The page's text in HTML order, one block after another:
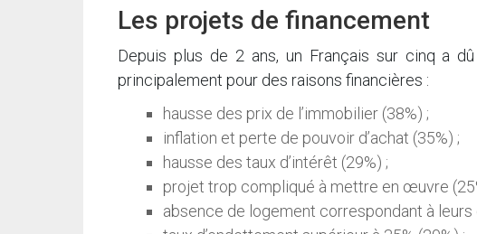
Les projets de financement
Depuis plus de 2 ans, un Français sur cinq a
principalement pour des raisons financières :
hausse des prix de l’immobilier (38%) ;
inflation et perte de pouvoir d’achat (35%) ;
hausse des taux d’intérêt (29%) ;
projet trop compliqué à mettre en œuvre
absence de logement correspondant à leurs